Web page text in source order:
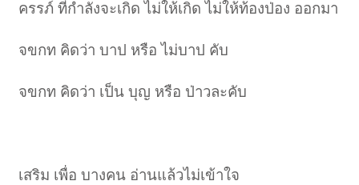
ครรภ์ ที่กำลังจะเกิด ไม่ให้เกิด ไม่ให้ท้องป่อง ออกมา
จขกท คิดว่า บาป หรือ ไม่บาป คับ
จขกท คิดว่า เป็น บุญ หรือ ป่าวละคับ
เสริม เพื่อ บางคน อ่านแล้วไม่เข้าใจ